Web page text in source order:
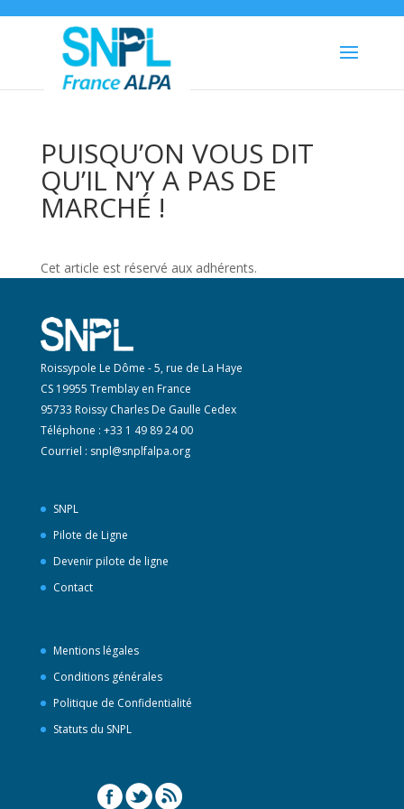
PUISQU’ON VOUS DIT
QU’IL N’Y A PAS DE
MARCHÉ !
Cet article est réservé aux adhérents.
Roissypole Le Dôme - 5, rue de La Haye
CS 19955 Tremblay en France
95733 Roissy Charles De Gaulle Cedex
Téléphone : +33 1 49 89 24 00
Courriel : snpl@snplfalpa.org
SNPL
Pilote de Ligne
Devenir pilote de ligne
Contact
Mentions légales
Conditions générales
Politique de Confidentialité
Statuts du SNPL